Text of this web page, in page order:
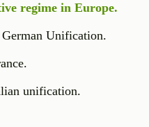
regime in Europe.
Unification.
unification.